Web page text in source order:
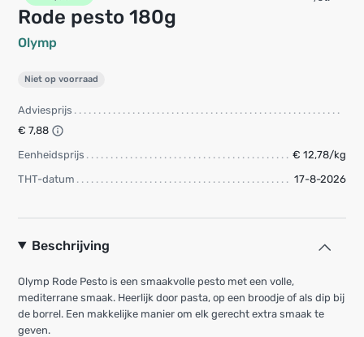
rode pesto 180g
Olymp
Niet op voorraad
Adviesprijs
€ 7,88
Eenheidsprijs
€ 12,78/kg
THT-datum
17-8-2026
Beschrijving
Olymp Rode Pesto is een smaakvolle pesto met een volle,
mediterrane smaak. Heerlijk door pasta, op een broodje of als dip bij
de borrel. Een makkelijke manier om elk gerecht extra smaak te
geven.